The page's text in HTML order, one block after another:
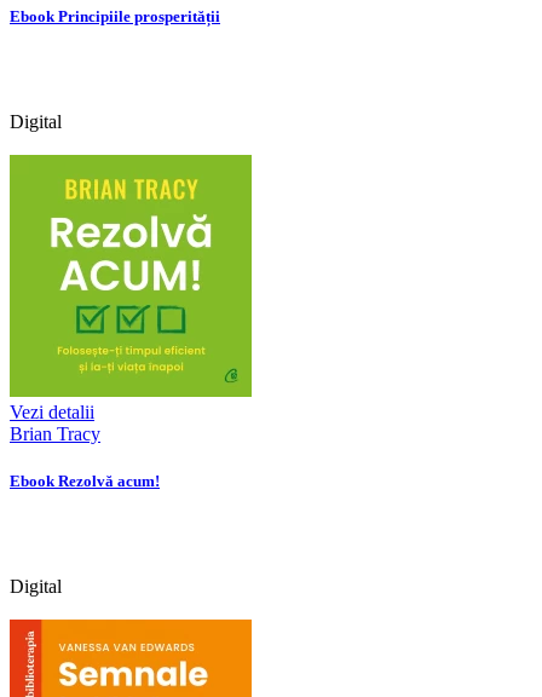
Ebook Principiile prosperității
Digital
Vezi detalii
Brian Tracy
Ebook Rezolvă acum!
Digital